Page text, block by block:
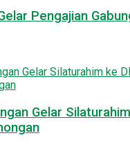
Pengajian
Gelar